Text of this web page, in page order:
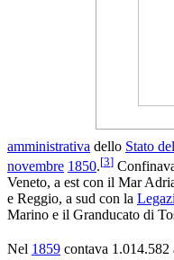
amministrativa dello Stato
novembre 1850.[3]
Veneto, a est con il Mar
e Reggio, a sud con la
Marino e il Granducato di
Nel 1859 contava 1.014.582